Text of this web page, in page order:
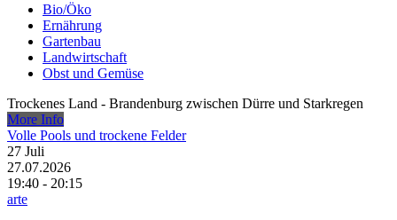
Bio/Öko
Ernährung
Gartenbau
Landwirtschaft
Obst und Gemüse
Trockenes Land - Brandenburg zwischen Dürre und Starkregen
More Info
Volle Pools und trockene Felder
27 Juli
27.07.2026
19:40 - 20:15
arte